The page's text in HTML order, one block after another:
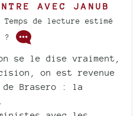
AVEC JANUB
de lecture estimé
?
se le dise vraiment,
on est revenue
de Brasero : la